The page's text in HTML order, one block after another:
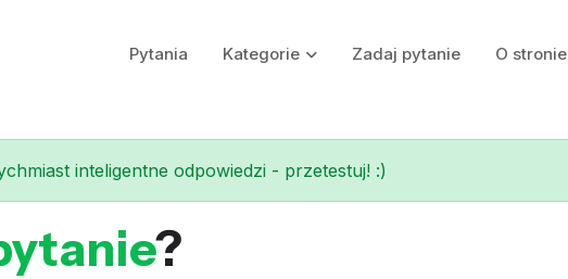
Pytania Kategorie Zadaj pytanie O stronie
inteligentne odpowiedzi - przetestuj! :)
?